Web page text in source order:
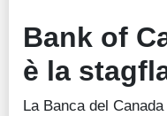
Bank of
è la
La Banca del